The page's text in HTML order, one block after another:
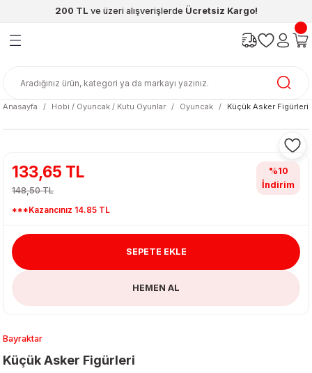
200 TL ve üzeri alışverişlerde Ücretsiz Kargo!
Geri Dön
Geri Dön
& Matara
Geri Dön
Geri Dön
Geri Dön
Geri Dön
Anasayfa
Hobi / Oyuncak / Kutu Oyunlar Oyuncak Küçük Asker Figürleri
Bayraktar
Küçük Asker Figürleri
133,65 TL
148,50 TL
***Kazancınız 14.85 TL
%10
İndirim
SEPETE EKLE
HEMEN AL